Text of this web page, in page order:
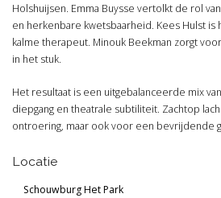
Holshuijsen. Emma Buysse vertolkt de rol
en herkenbare kwetsbaarheid. Kees Hulst is
kalme therapeut. Minouk Beekman zorgt
in het stuk.
Het resultaat is een uitgebalanceerde mix
diepgang en theatrale subtiliteit. Zachtop
ontroering, maar ook voor een bevrijdende
Locatie
Schouwburg Het Park